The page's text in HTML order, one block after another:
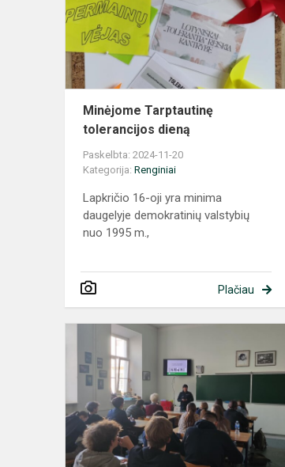
Minėjome Tarptautinę
tolerancijos dieną
Paskelbta: 2024-11-20
Kategorija: Renginiai
Lapkričio 16-oji yra minima
daugelyje demokratinių valstybių
nuo 1995 m.,
Plačiau